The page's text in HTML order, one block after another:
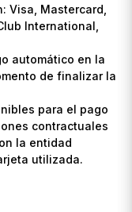
Visa, Mastercard,
International,
automático en la
de finalizar la
para el pago
contractuales
la entidad
utilizada.